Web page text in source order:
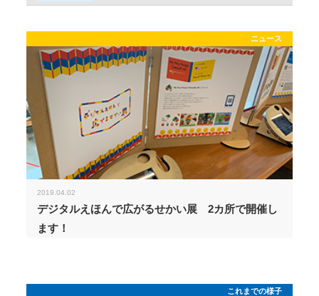
ニュース
2019.04.02
デジタルえほんで広がるせかい展 2カ所で開催し
ます！
これまでの様子